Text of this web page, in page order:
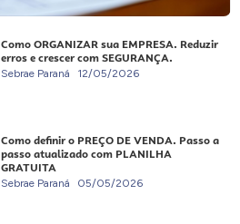
Como ORGANIZAR sua EMPRESA. Reduzir
erros e crescer com SEGURANÇA.
Sebrae Paraná 12/05/2026
Como definir o PREÇO DE VENDA. Passo a
passo atualizado com PLANILHA
GRATUITA
Sebrae Paraná 05/05/2026